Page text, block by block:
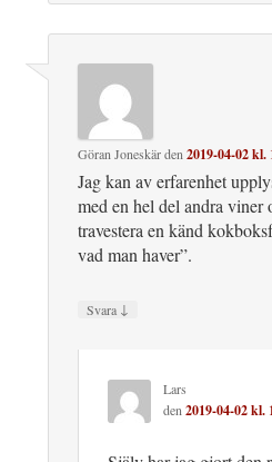
Göran Joneskärden2019-04-02 kl.
Jag kan av erfarenhet
med en hel del andra viner
travestera en känd
vad man haver”.
Svara ↓
Lars
den2019-04-02 kl.